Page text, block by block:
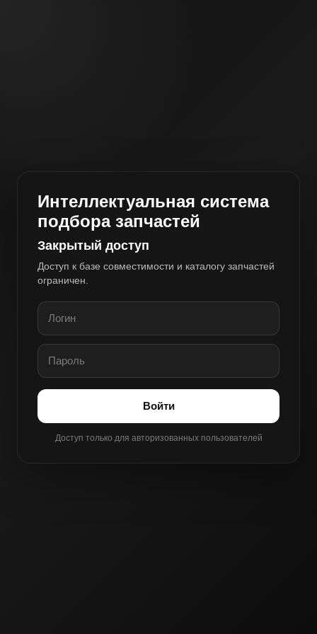
Интеллектуальная система
подбора запчастей
Закрытый доступ
Доступ к базе совместимости и каталогу запчастей
ограничен.
Войти
Доступ только для авторизованных пользователей